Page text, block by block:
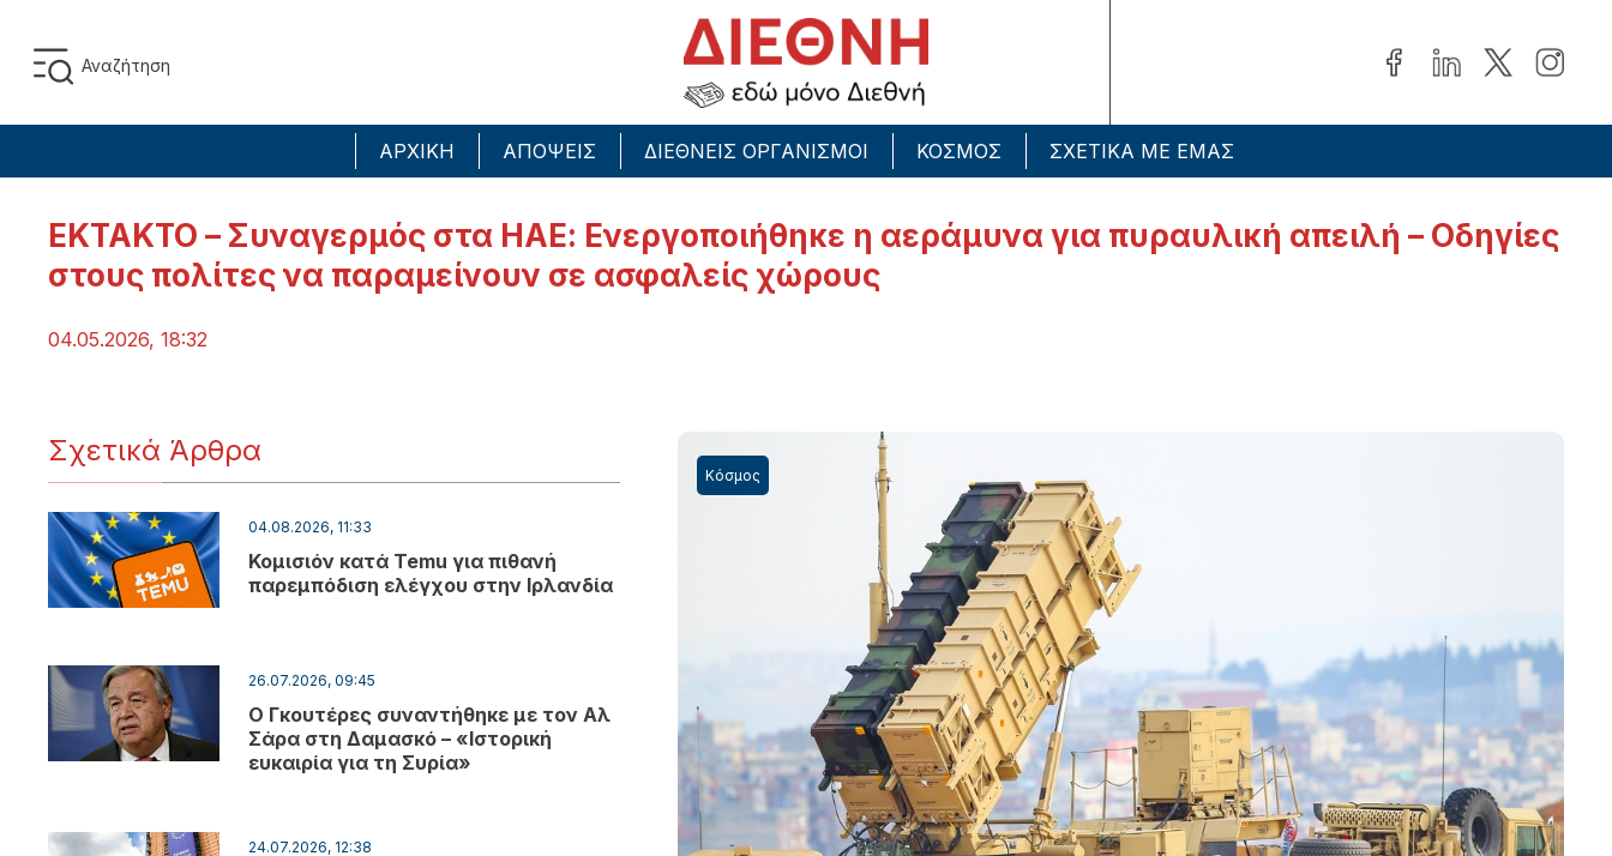
ΑΡΧΙΚΗ ΑΠΟΨΕΙΣ ΔΙΕΘΝΕΙΣ ΟΡΓΑΝΙΣΜΟΙ ΚΟΣΜΟΣ ΣΧΕΤΙΚΑ ΜΕ ΕΜΑΣ
ΕΚΤΑΚΤΟ – Συναγερμός στα ΗΑΕ: Ενεργοποιήθηκε η αεράμυνα για πυραυλική απειλή – Οδηγίες
στους πολίτες να παραμείνουν σε ασφαλείς χώρους
04.05.2026, 18:32
Σχετικά Άρθρα
04.08.2026, 11:33
Κομισιόν κατά Temu για πιθανή
παρεμπόδιση ελέγχου στην Ιρλανδία
26.07.2026, 09:45
Ο Γκουτέρες συναντήθηκε με τον Αλ
Σάρα στη Δαμασκό – «Ιστορική
ευκαιρία για τη Συρία»
24.07.2026, 12:38
Κόσμος